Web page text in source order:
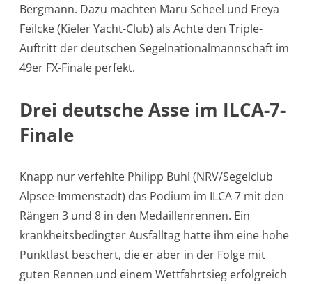
Bergmann. Dazu machten Maru Scheel und Freya
Feilcke (Kieler Yacht-Club) als Achte den Triple-
Auftritt der deutschen Segelnationalmannschaft im
49er FX-Finale perfekt.
Drei deutsche Asse im ILCA-7-
Finale
Knapp nur verfehlte Philipp Buhl (NRV/Segelclub
Alpsee-Immenstadt) das Podium im ILCA 7 mit den
Rängen 3 und 8 in den Medaillenrennen. Ein
krankheitsbedingter Ausfalltag hatte ihm eine hohe
Punktlast beschert, die er aber in der Folge mit
guten Rennen und einem Wettfahrtsieg erfolgreich